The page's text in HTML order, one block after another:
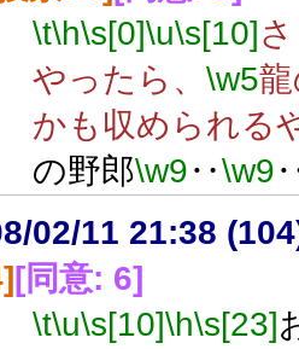
\t\h\s[0]\u\s[10]
やったら、 \w5
かも収められる
の野郎\w9‥\w9
02/11 21:38
[同意: 6]
\t\u\s[10]\h\s[23]